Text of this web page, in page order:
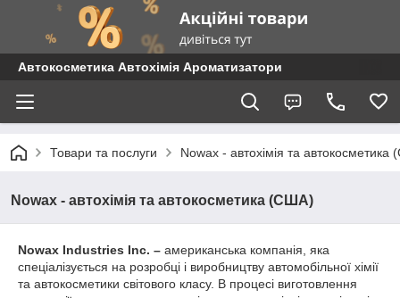
Автокосметика Автохімія Ароматизатори
Товари та послуги Nowax - автохімія та
Nowax - автохімія та автокосметика (США)
Nowax Industries Inc. – американська компанія, яка
спеціалізується на розробці і виробництву автомобільної хімії
та автокосметики світового класу. В процесі виготовлення